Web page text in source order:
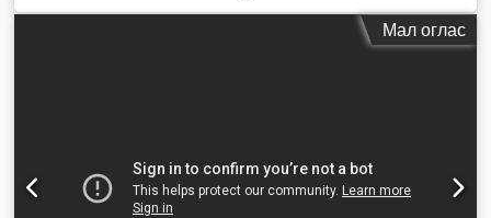
Мал оглас